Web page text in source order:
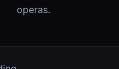
operas.